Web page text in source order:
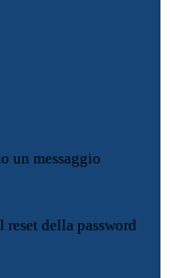
un messaggio
della password